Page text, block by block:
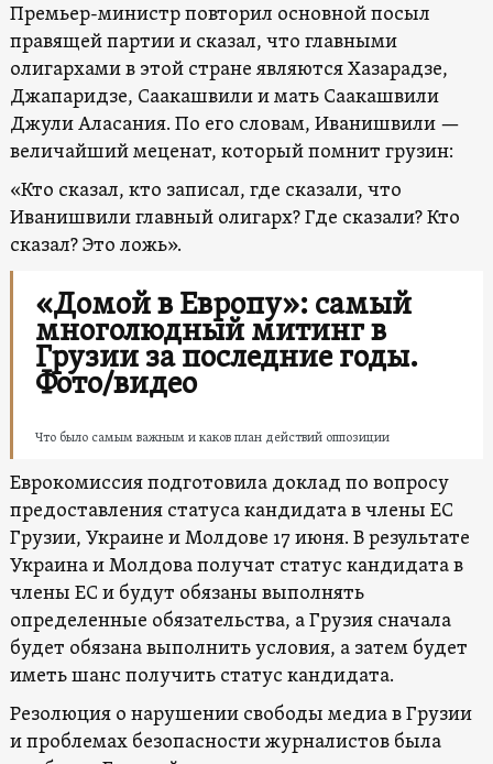
Премьер-министр повторил основной посыл
правящей партии и сказал, что главными
олигархами в этой стране являются Хазарадзе,
Джапаридзе, Саакашвили и мать Саакашвили
Джули Аласания. По его словам, Иванишвили —
величайший меценат, который помнит грузин:
«Кто сказал, кто записал, где сказали, что
Иванишвили главный олигарх? Где сказали? Кто
сказал? Это ложь».
«Домой в Европу»: самый
многолюдный митинг в
Грузии за последние годы.
Фото/видео
Что было самым важным и каков план действий оппозиции
Еврокомиссия подготовила доклад по вопросу
предоставления статуса кандидата в члены ЕС
Грузии, Украине и Молдове 17 июня. В результате
Украина и Молдова получат статус кандидата в
члены ЕС и будут обязаны выполнять
определенные обязательства, а Грузия сначала
будет обязана выполнить условия, а затем будет
иметь шанс получить статус кандидата.
Резолюция о нарушении свободы медиа в Грузии
и проблемах безопасности журналистов была